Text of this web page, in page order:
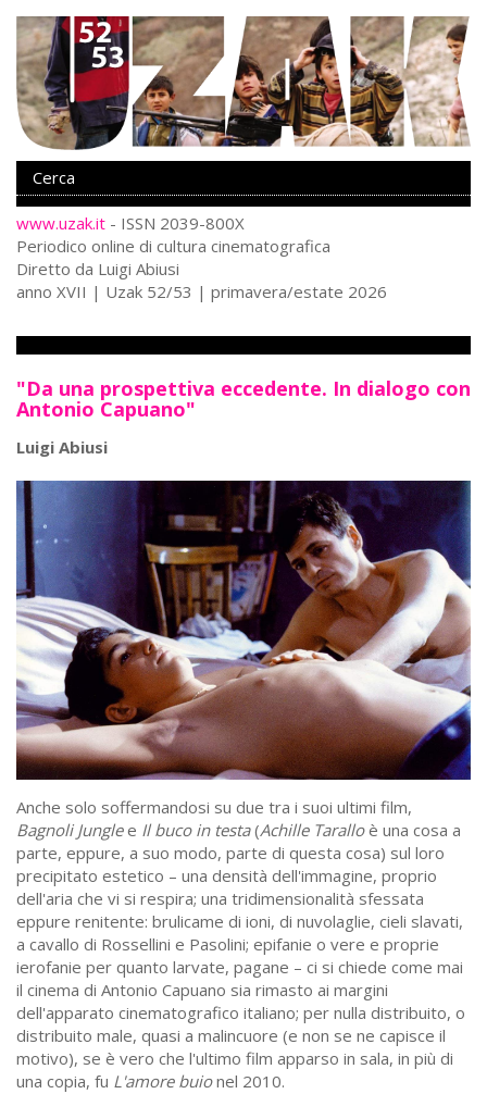
www.uzak.it - ISSN 2039-800X
Periodico online di cultura cinematografica
Diretto da Luigi Abiusi
anno XVII | Uzak 52/53 | primavera/estate 2026
"Da una prospettiva eccedente. In dialogo con
Antonio Capuano"
Luigi Abiusi
Anche solo soffermandosi su due tra i suoi ultimi film,
Bagnoli Junglee Il buco in testa(Achille Taralloè una cosa a
parte, eppure, a suo modo, parte di questa cosa) sul loro
precipitato estetico – una densità dell'immagine, proprio
dell'aria che vi si respira; una tridimensionalità sfessata
eppure renitente: brulicame di ioni, di nuvolaglie, cieli slavati,
a cavallo di Rossellini e Pasolini; epifanie o vere e proprie
ierofanie per quanto larvate, pagane – ci si chiede come mai
il cinema di Antonio Capuano sia rimasto ai margini
dell'apparato cinematografico italiano; per nulla distribuito, o
distribuito male, quasi a malincuore (e non se ne capisce il
motivo), se è vero che l'ultimo film apparso in sala, in più di
una copia, fu L'amore buionel 2010.